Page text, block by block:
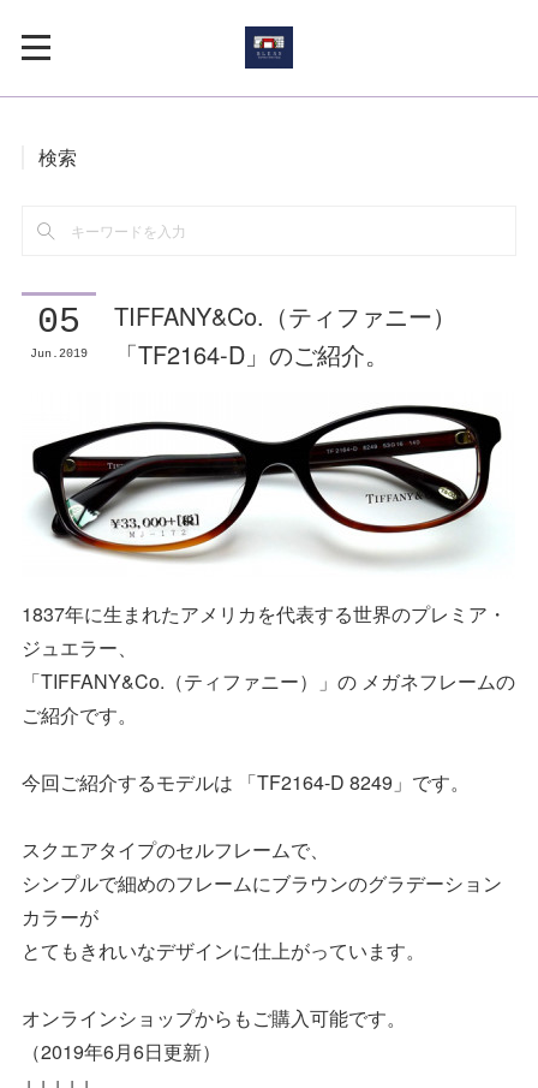
検索
05
Jun 2019
TIFFANY&Co.（ティファニー）
「TF2164-D」のご紹介。
1837年に生まれたアメリカを代表する世界のプレミア・
ジュエラー、
「TIFFANY&Co.（ティファニー）」の メガネフレームの
ご紹介です。
今回ご紹介するモデルは 「TF2164-D 8249」です。
スクエアタイプのセルフレームで、
シンプルで細めのフレームにブラウンのグラデーション
カラーが
とてもきれいなデザインに仕上がっています。
オンラインショップからもご購入可能です。
（2019年6月6日更新）